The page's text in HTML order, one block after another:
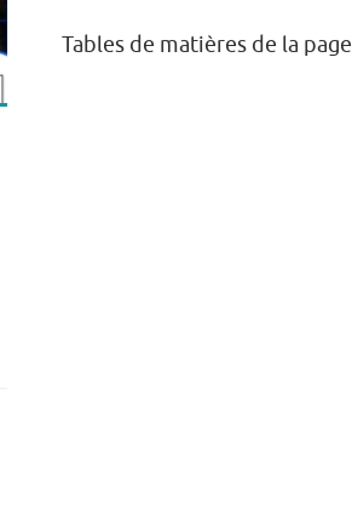
Tables de matières de la page